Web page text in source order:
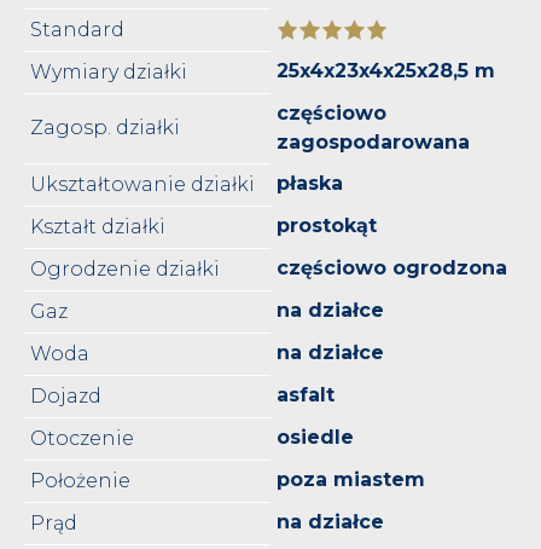
Standard
Wymiary działki
25x4x23x4x25x28,5 m
Zagosp. działki
częściowo
zagospodarowana
Ukształtowanie działki
płaska
Kształt działki
prostokąt
Ogrodzenie działki
częściowo ogrodzona
Gaz
na działce
Woda
na działce
Dojazd
asfalt
Otoczenie
osiedle
Położenie
poza miastem
Prąd
na działce